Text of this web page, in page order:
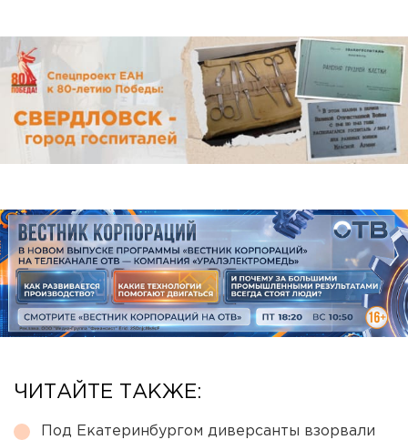
ЧИТАЙТЕ ТАКЖЕ:
Под Екатеринбургом диверсанты взорвали